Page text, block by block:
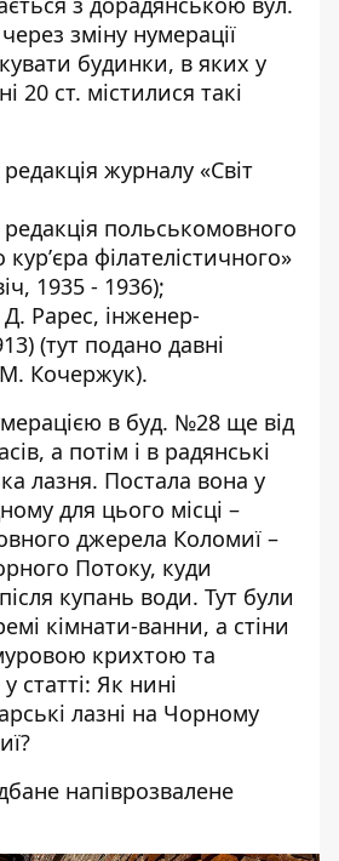
зміну нумерації
будинки, в яких у
20 ст. містилися такі
журналу «Світ
польськомовного
філателістичного»
1935 - 1936);
Рарес, інженер-
(тут подано давні
Кочержук).
в буд. №28 ще від
а потім і в радянські
лазня. Постала вона у
для цього місці –
джерела Коломиї –
Потоку, куди
купань води. Тут були
кімнати-ванни, а стіни
крихтою та
статті: Як нині
лазні на Чорному
напіврозвалене